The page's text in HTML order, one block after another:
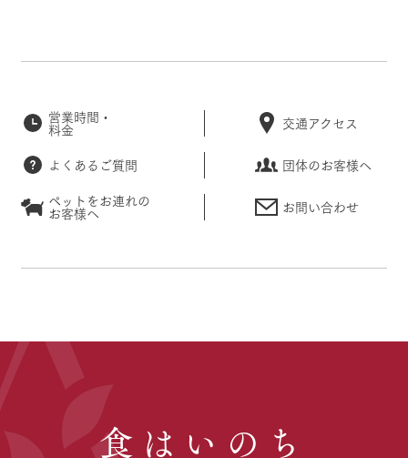
営業時間・
料金 交通アクセス
よくあるご質問
団体のお客様へ
ペットをお連れの
お客様へ お問い合わせ
食はいのち